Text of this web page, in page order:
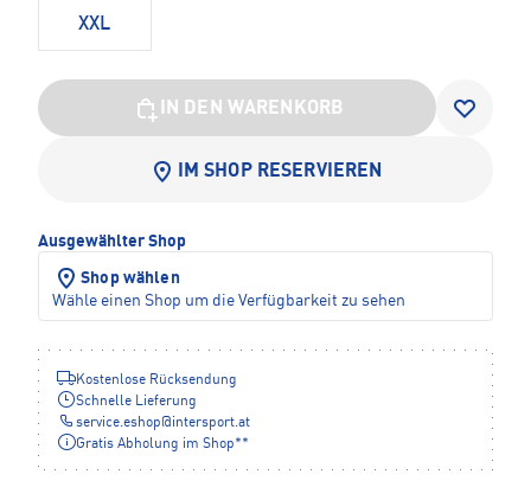
XXL
IN DEN WARENKORB
IM SHOP RESERVIEREN
Ausgewählter Shop
Shop wählen
Wähle einen Shop um die Verfügbarkeit zu sehen
Kostenlose Rücksendung
Schnelle Lieferung
service.eshop@intersport.at
Gratis Abholung im Shop**